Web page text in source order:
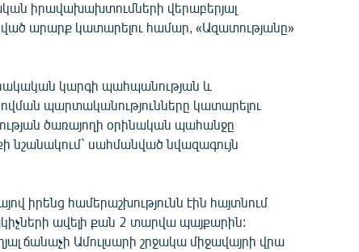
իրավախախտումների վերաբերյալ
արարք կատարելու համար, «Ազատությանը»
կարգի պահպանության և
պարտականությունները կատարելու
ծառայողի օրինական պահանջը
նշանակում` սահմանված նվազագույն
իրենց համերաշխությունն էին հայտնում
ավելի քան 2 տարվա պայքարին:
ճանաչի Ամուլսարի շրջակա միջավայրի վրա